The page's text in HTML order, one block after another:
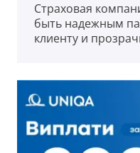
Страховая
быть надежным
клиенту и